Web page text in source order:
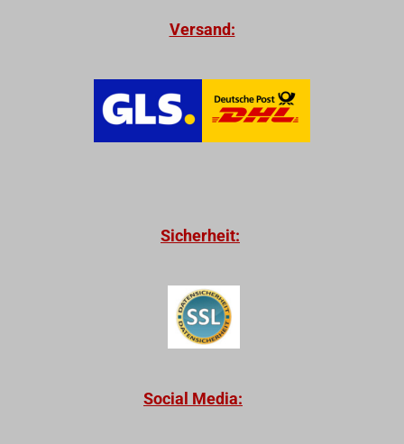
Versand:
Sicherheit:
Social Media: